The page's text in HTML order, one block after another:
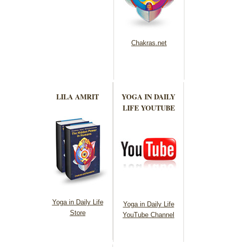
Chakras.net
LILA AMRIT
Yoga in Daily Life
Store
YOGA IN DAILY
LIFE YOUTUBE
Yoga in Daily Life
YouTube Channel